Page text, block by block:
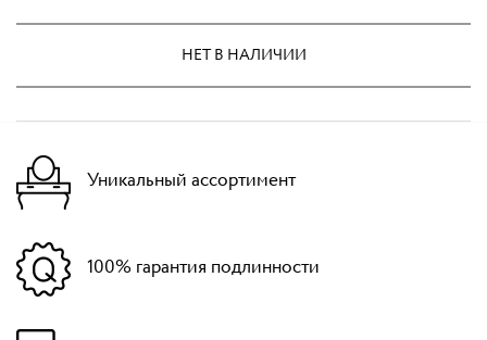
НЕТ В НАЛИЧИИ
Уникальный ассортимент
100% гарантия подлинности